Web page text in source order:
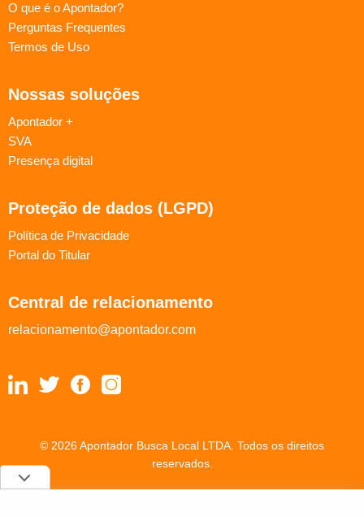
O que é o Apontador?
Perguntas Frequentes
Termos de Uso
Nossas soluções
Apontador +
SVA
Presença digital
Proteção de dados (LGPD)
Política de Privacidade
Portal do Titular
Central de relacionamento
relacionamento@apontador.com
© 2026 Apontador Busca Local LTDA. Todos os direitos
reservados.